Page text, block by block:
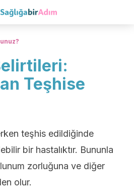
Teşhise
teşhis edildiğinde
bir hastalıktır. Bununla
zorluğuna ve diğer
olur.